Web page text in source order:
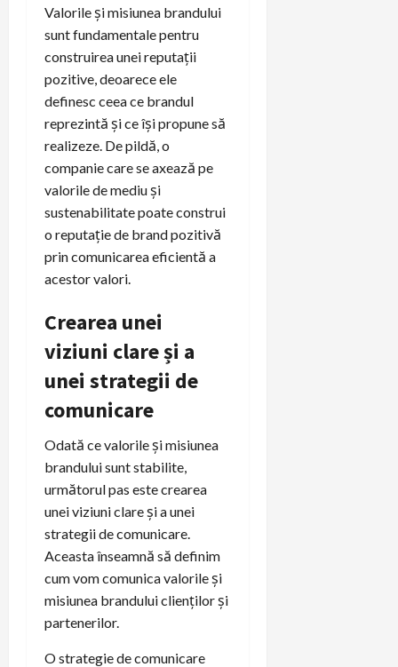
Valorile și misiunea brandului
sunt fundamentale pentru
construirea unei reputații
pozitive, deoarece ele
definesc ceea ce brandul
reprezintă și ce își propune să
realizeze. De pildă, o
companie care se axează pe
valorile de mediu și
sustenabilitate poate construi
o reputație de brand pozitivă
prin comunicarea eficientă a
acestor valori.
Crearea unei
viziuni clare și a
unei strategii de
comunicare
Odată ce valorile și misiunea
brandului sunt stabilite,
următorul pas este crearea
unei viziuni clare și a unei
strategii de comunicare.
Aceasta înseamnă să definim
cum vom comunica valorile și
misiunea brandului clienților și
partenerilor.
O strategie de comunicare